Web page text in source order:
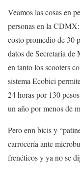
Veamos las cosas en
personas en la
costo promedio de 30
datos de Secretaria
en tanto los scooters
sistema Ecobici
24 horas por 130
un año por menos de
Pero enn bicis y
carrocería ante
frenéticos y ya no se